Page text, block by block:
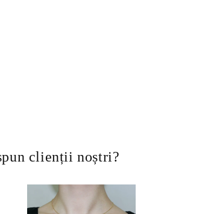
clienții noștri?